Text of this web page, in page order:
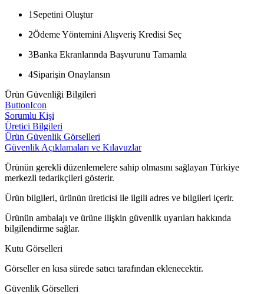
1 Sepetini Oluştur
2Ödeme Yöntemini Alışveriş Kredisi Seç
3Banka Ekranlarında Başvurunu Tamamla
4Siparişin Onaylansın
Ürün Güvenliği Bilgileri
ButtonIcon
Sorumlu Kişi
Üretici Bilgileri
Ürün Güvenlik Görselleri
Güvenlik Açıklamaları ve Kılavuzlar
Ürünün gerekli düzenlemelere sahip olmasını sağlayan Türkiye
merkezli tedarikçileri gösterir.
Ürün bilgileri, ürünün üreticisi ile ilgili adres ve bilgileri içerir.
Ürünün ambalajı ve ürüne ilişkin güvenlik uyarıları hakkında
bilgilendirme sağlar.
Kutu Görselleri
Görseller en kısa sürede satıcı tarafından eklenecektir.
Güvenlik Görselleri